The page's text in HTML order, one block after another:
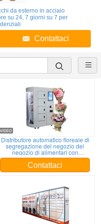
da esterno in acciaio
su 24, 7 giorni su 7 per
Contattaci
Distributore automatico floreale di
segregazione del negozio del
negozio di alimentari con
l'umidificatore
Contattaci